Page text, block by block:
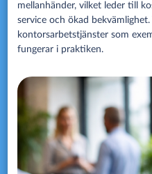
mellanhänder, vilket leder till
service och ökad bekvämlighet.
kontorsarbetstjänster som
fungerar i praktiken.